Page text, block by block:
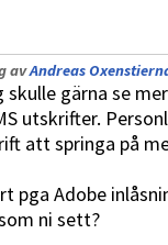
avAndreas
skulle gärna se
utskrifter.
att springa på
pga Adobe
ni sett?